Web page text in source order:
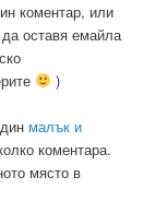
коментар, или
оставя емайла
)
малък и
коментара.
място в